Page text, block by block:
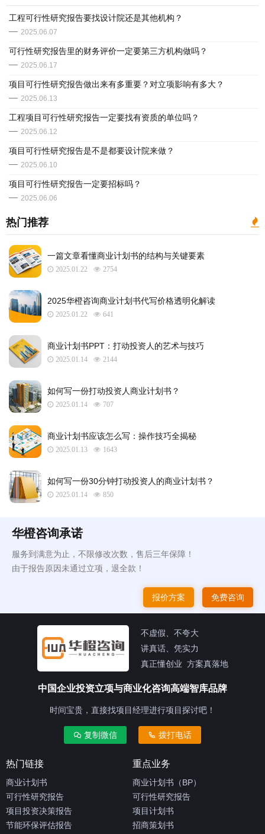
​工程可行性研究报告要找设计院还是其他机构？
2025.06.07
可行性研究报告里的财务评价一定要第三方机构做吗？
2025.06.17
​项目可行性研究报告做出来有多重要？对立项影响有多大？
2025.06.13
​工程项目可行性研究报告一定要找有资质的单位吗？
2025.06.12
​​项目可行性研究报告是不是都要设计院来做？
2025.06.10
​项目可行性研究报告一定要招标吗？
2025.06.06
热门推荐
一篇文章看懂商业计划书的结构与关键要素
2025.01.22 2754
2025华橙咨询商业计划书代写价格透明化解读
2025.01.22 641
​商业计划书PPT：打动投资人的艺术与技巧
2025.01.14 2144
如何写一份打动投资人商业计划书？
2025.01.14 707
商业计划书应该怎么写：操作技巧全揭秘
2025.01.13 1643
如何写一份30分钟打动投资人的商业计划书？
2025.01.14 850
华橙咨询承诺
服务到满意为止，不限修改次数，售后三年保障！
由于报告原因未通过立项，退全款！
报价方案 免费咨询
不虚假、不夸大
讲真话、凭实力
真正懂创业 方案真落地
中国企业投资立项与商业化咨询高端智库品牌
时间宝贵，直接找项目经理进行项目探讨吧！
复制微信 拨打电话
热门链接
商业计划书
可行性研究报告
项目投资决策报告
节能环保评估报告
重点业务
商业计划书（BP）
可行性研究报告
项目计划书
招商策划书